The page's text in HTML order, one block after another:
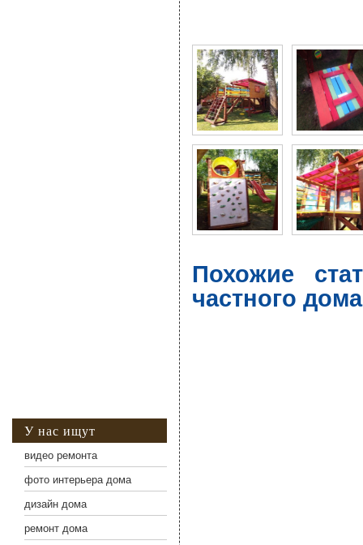
Похожие
частного дома
У нас ищут
видео ремонта
фото интерьера дома
дизайн дома
ремонт дома